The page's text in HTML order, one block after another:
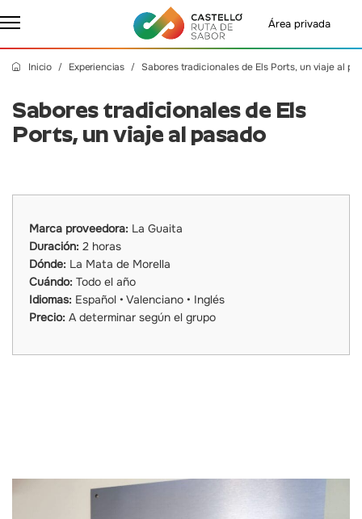
Área privada
Inicio Experiencias Sabores tradicionales de Els Ports, un viaje al
Sabores tradicionales de Els
Ports, un viaje al pasado
Marca proveedora: La Guaita
Duración: 2 horas
Dónde: La Mata de Morella
Cuándo: Todo el año
Idiomas: Español • Valenciano • Inglés
Precio: A determinar según el grupo